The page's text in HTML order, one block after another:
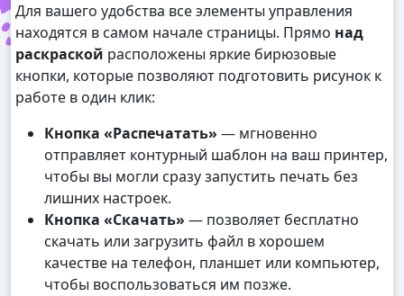
Для вашего удобства все элементы управления
находятся в самом начале страницы. Прямо над
раскраской расположены яркие бирюзовые
кнопки, которые позволяют подготовить рисунок к
работе в один клик:
Кнопка «Распечатать» — мгновенно
отправляет контурный шаблон на ваш принтер,
чтобы вы могли сразу запустить печать без
лишних настроек.
Кнопка «Скачать» — позволяет бесплатно
скачать или загрузить файл в хорошем
качестве на телефон, планшет или компьютер,
чтобы воспользоваться им позже.